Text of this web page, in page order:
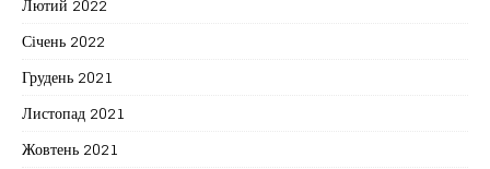
Січень 2022
Грудень 2021
Листопад 2021
Жовтень 2021